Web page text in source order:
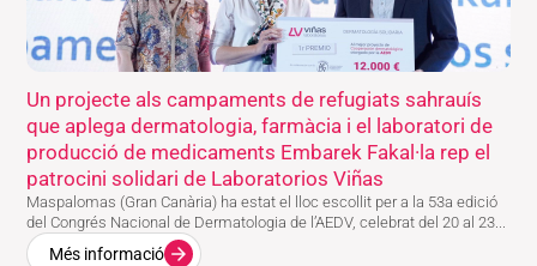
Un projecte als campaments de refugiats sahrauís
que aplega dermatologia, farmàcia i el laboratori de
producció de medicaments Embarek Fakal·la rep el
patrocini solidari de Laboratorios Viñas
Maspalomas (Gran Canària) ha estat el lloc escollit per a la 53a edició
del Congrés Nacional de Dermatologia de l’AEDV, celebrat del 20 al 23...
Més informació